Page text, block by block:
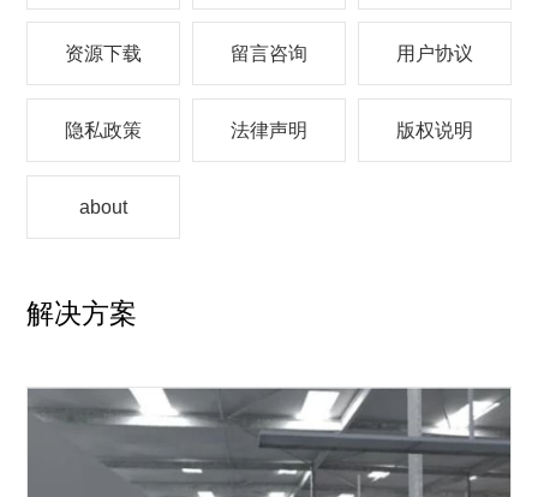
资源下载 留言咨询 用户协议
隐私政策 法律声明 版权说明
about
解决方案